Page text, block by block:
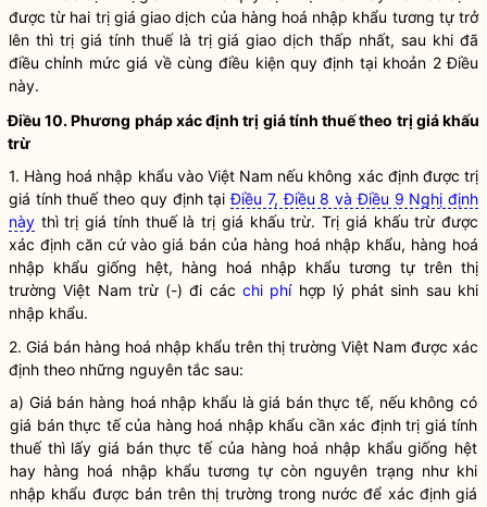
được từ hai trị giá giao dịch của hàng hoá nhập khẩu tương tự trở
lên thì trị giá tính thuế là trị giá giao dịch thấp nhất, sau khi đã
điều chỉnh mức giá về cùng điều kiện quy định tại khoản 2 Điều
này.
Điều 10. Phương pháp xác định trị giá tính thuế theo trị giá khấu
trừ
1. Hàng hoá nhập khẩu vào Việt Nam nếu không xác định được trị
giá tính thuế theo quy định tạiĐiều 7, Điều 8 và Điều 9 Nghị định
này thì trị giá tính thuế là trị giá khấu trừ. Trị giá khấu trừ được
xác định căn cứ vào giá bán của hàng hoá nhập khẩu, hàng hoá
nhập khẩu giống hệt, hàng hoá nhập khẩu tương tự trên thị
trường Việt Nam trừ (-) đi các chi phíhợp lý phát sinh sau khi
nhập khẩu.
2. Giá bán hàng hoá nhập khẩu trên thị trường Việt Nam được xác
định theo những nguyên tắc sau:
a) Giá bán hàng hoá nhập khẩu là giá bán thực tế, nếu không có
giá bán thực tế của hàng hoá nhập khẩu cần xác định trị giá tính
thuế thì lấy giá bán thực tế của hàng hoá nhập khẩu giống hệt
hay hàng hoá nhập khẩu tương tự còn nguyên trạng như khi
nhập khẩu được bán trên thị trường trong nước để xác định giá